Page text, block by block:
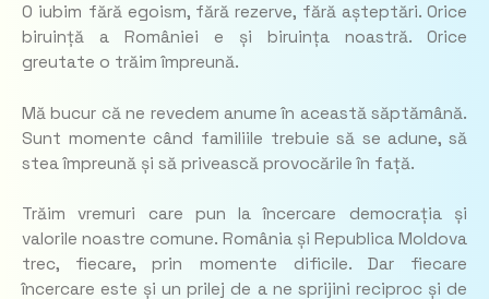
O iubim fără egoism, fără rezerve, fără așteptări. Orice
biruință a României e și biruința noastră. Orice
greutate o trăim împreună.
Mă bucur că ne revedem anume în această săptămână.
Sunt momente când familiile trebuie să se adune, să
stea împreună și să privească provocările în față.
Trăim vremuri care pun la încercare democrația și
valorile noastre comune. România și Republica Moldova
trec, fiecare, prin momente dificile. Dar fiecare
încercare este și un prilej de a ne sprijini reciproc și de